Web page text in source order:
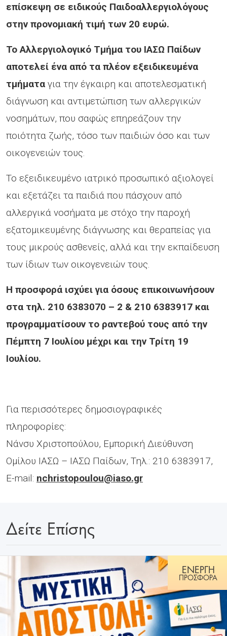
επίσκεψη σε ειδικούς Παιδοαλλεργιολόγους
στην προνομιακή τιμή των 20 ευρώ.
Το Αλλεργιολογικό Τμήμα του ΙΑΣΩ Παίδων
αποτελεί ένα από τα πλέον εξειδικευμένα
τμήματα για την έγκαιρη και αποτελεσματική
διάγνωση και αντιμετώπιση των αλλεργικών
νοσημάτων, που σαφώς επηρεάζουν την
ποιότητα ζωής, τόσο των παιδιών όσο και των
οικογενειών τους.
Το εξειδικευμένο ιατρικό προσωπικό αξιολογεί
και εξετάζει τα παιδιά που πάσχουν από
αλλεργικά νοσήματα με στόχο την παροχή
εξατομικευμένης διάγνωσης και θεραπείας για
τους μικρούς ασθενείς, αλλά και την εκπαίδευση
των ίδιων των οικογενειών τους.
Η προσφορά ισχύει για όσους επικοινωνήσουν
στα τηλ. 210 6383070 – 2 & 210 6383917 και
προγραμματίσουν το ραντεβού τους από την
Πέμπτη 7 Ιουλίου μέχρι και την Τρίτη 19
Ιουλίου.
Για περισσότερες δημοσιογραφικές
πληροφορίες:
Νάνσυ Χριστοπούλου, Εμπορική Διεύθυνση
Ομίλου ΙΑΣΩ – ΙΑΣΩ Παίδων, Τηλ.: 210 6383917,
E-mail: nchristopoulou@iaso.gr
Δείτε Επίσης
ΕΝΕΡΓΗ
ΠΡΟΣΦΟΡΑ